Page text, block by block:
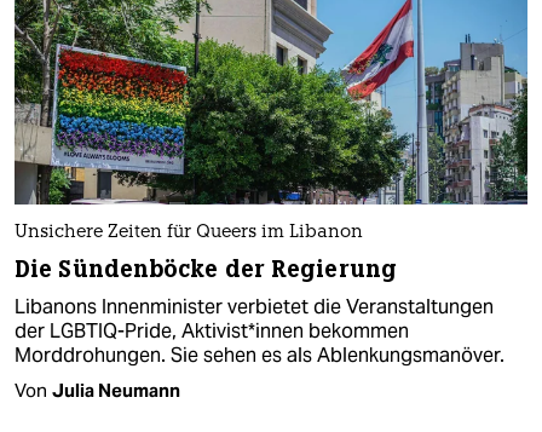
Unsichere Zeiten für Queers im Libanon
Die Sündenböcke der Regierung
Libanons Innenminister verbietet die Veranstaltungen
der LGBTIQ-Pride, Ak­ti­vis­t*in­nen bekommen
Morddrohungen. Sie sehen es als Ablenkungsmanöver.
Von Julia Neumann